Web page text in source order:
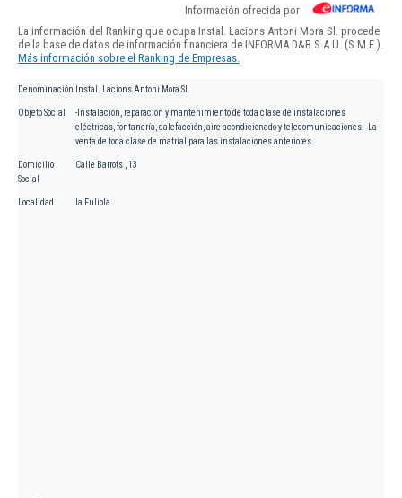
Información ofrecida por
La información del Ranking que ocupa Instal. Lacions Antoni Mora Sl. procede
de la base de datos de información financiera de INFORMA D&B S.A.U. (S.M.E.).
Más información sobre el Ranking de Empresas.
Denominación Instal. Lacions Antoni Mora Sl.
Objeto Social
-Instalación, reparación y mantenimiento de toda clase de instalaciones
eléctricas, fontanería, calefacción, aire acondicionado y telecomunicaciones. -La
venta de toda clase de matrial para las instalaciones anteriores
Domicilio
Social
Calle Barrots , 13
Localidad la Fuliola